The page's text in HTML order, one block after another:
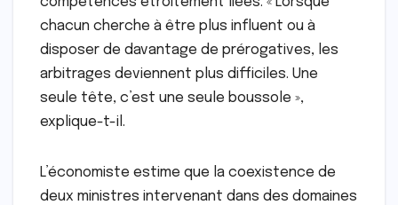
chacun cherche à être plus influent ou à
disposer de davantage de prérogatives, les
arbitrages deviennent plus difficiles. Une
seule tête, c’est une seule boussole »,
explique-t-il.
L’économiste estime que la coexistence de
deux ministres intervenant dans des domaines